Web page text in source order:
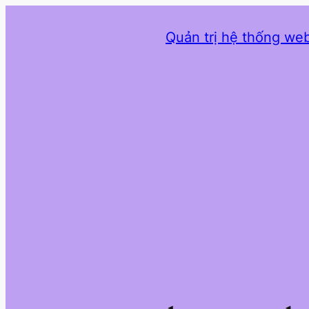
Quản trị hệ thống